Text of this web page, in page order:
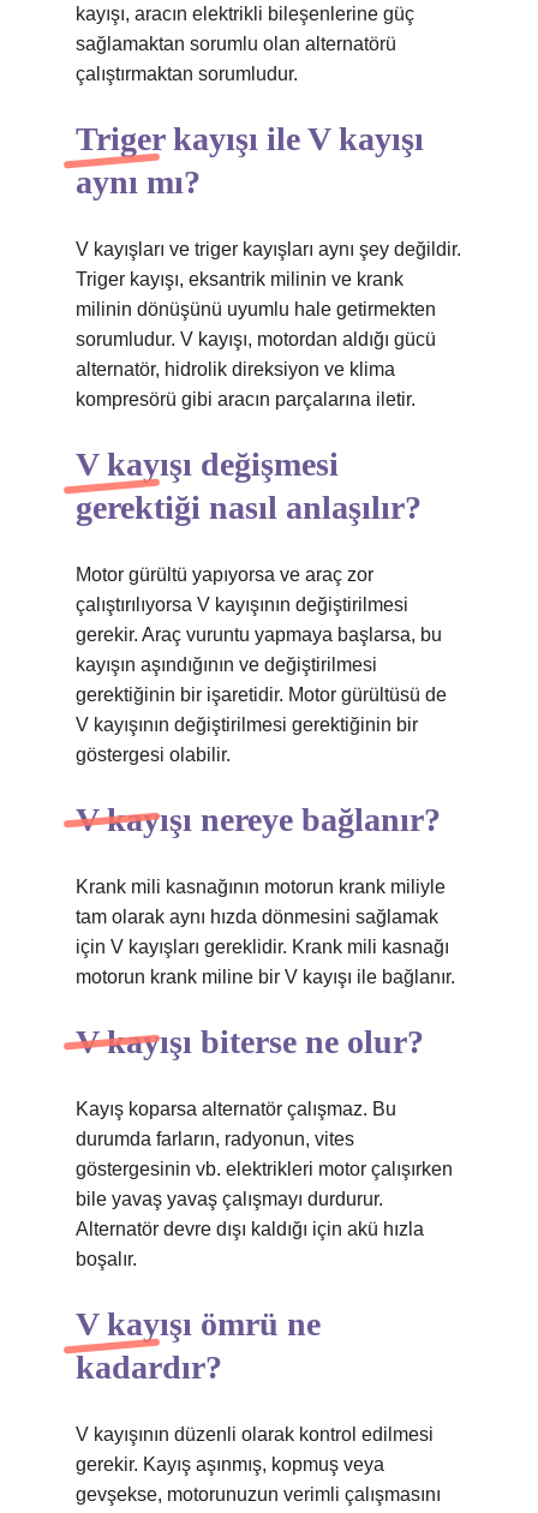
kayışı, aracın elektrikli bileşenlerine güç
sağlamaktan sorumlu olan alternatörü
çalıştırmaktan sorumludur.
Triger kayışı ile V kayışı
aynı mı?
V kayışları ve triger kayışları aynı şey değildir.
Triger kayışı, eksantrik milinin ve krank
milinin dönüşünü uyumlu hale getirmekten
sorumludur. V kayışı, motordan aldığı gücü
alternatör, hidrolik direksiyon ve klima
kompresörü gibi aracın parçalarına iletir.
V kayışı değişmesi
gerektiği nasıl anlaşılır?
Motor gürültü yapıyorsa ve araç zor
çalıştırılıyorsa V kayışının değiştirilmesi
gerekir. Araç vuruntu yapmaya başlarsa, bu
kayışın aşındığının ve değiştirilmesi
gerektiğinin bir işaretidir. Motor gürültüsü de
V kayışının değiştirilmesi gerektiğinin bir
göstergesi olabilir.
V kayışı nereye bağlanır?
Krank mili kasnağının motorun krank miliyle
tam olarak aynı hızda dönmesini sağlamak
için V kayışları gereklidir. Krank mili kasnağı
motorun krank miline bir V kayışı ile bağlanır.
V kayışı biterse ne olur?
Kayış koparsa alternatör çalışmaz. Bu
durumda farların, radyonun, vites
göstergesinin vb. elektrikleri motor çalışırken
bile yavaş yavaş çalışmayı durdurur.
Alternatör devre dışı kaldığı için akü hızla
boşalır.
V kayışı ömrü ne
kadardır?
V kayışının düzenli olarak kontrol edilmesi
gerekir. Kayış aşınmış, kopmuş veya
gevşekse, motorunuzun verimli çalışmasını